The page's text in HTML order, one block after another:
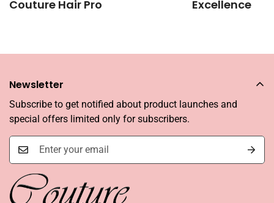
Couture Hair Pro
Excellence
Newsletter
Subscribe to get notified about product launches and
special offers limited only for subscribers.